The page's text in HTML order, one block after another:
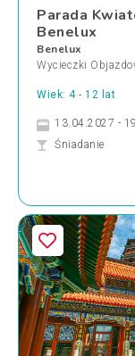
Parada
Benelux
Benelux
Wycieczki
Wiek: 4 - 12 lat
13.04.2027 -
Śniadanie